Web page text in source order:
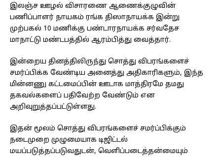
இலஞ்ச ஊழல் விசாரணை ஆணைக்குழுவின்
பணிப்பாளர் நாயகம் ரங்க திஸாநாயக்க இன்று
முற்பகல் 10 மணிக்கு பண்டாரநாயக்க சர்வதேச
மாநாட்டு மண்டபத்தில் ஆரம்பித்து வைத்தார்.
இன்றைய தினத்திலிருந்து சொத்து விபரங்களைச்
சமர்ப்பிக்க வேண்டிய அனைத்து அதிகாரிகளும், இந்த
மின்னணு கட்டமைப்பின் ஊடாக மாத்திரமே தமது
தகவல்களைப் பதிவேற்ற வேண்டும் என
அறிவுறுத்தப்பட்டுள்ளது.
இதன் மூலம் சொத்து விபரங்களைச் சமர்ப்பிக்கும்
நடைமுறை முழுமையாக டிஜிட்டல்
மயப்படுத்தப்படுவதுடன், வெளிப்படைத்தன்மையும்